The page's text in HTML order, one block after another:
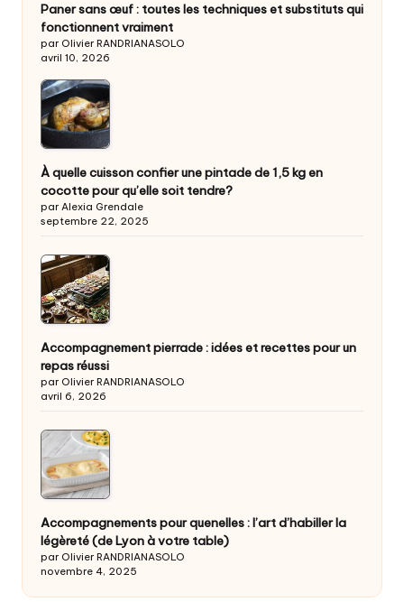
Paner sans œuf : toutes les techniques et substituts qui
fonctionnent vraiment
par Olivier RANDRIANASOLO
avril 10, 2026
À quelle cuisson confier une pintade de 1,5 kg en
cocotte pour qu’elle soit tendre?
par Alexia Grendale
septembre 22, 2025
Accompagnement pierrade : idées et recettes pour un
repas réussi
par Olivier RANDRIANASOLO
avril 6, 2026
Accompagnements pour quenelles : l’art d’habiller la
légèreté (de Lyon à votre table)
par Olivier RANDRIANASOLO
novembre 4, 2025